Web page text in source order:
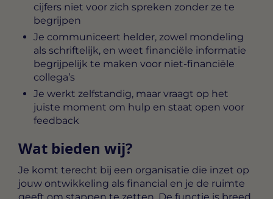
cijfers niet voor zich spreken zonder ze te
begrijpen
Je communiceert helder, zowel mondeling
als schriftelijk, en weet financiële informatie
begrijpelijk te maken voor niet-financiële
collega’s
Je werkt zelfstandig, maar vraagt op het
juiste moment om hulp en staat open voor
feedback
Wat bieden wij?
Je komt terecht bij een organisatie die inzet op
jouw ontwikkeling als financial en je de ruimte